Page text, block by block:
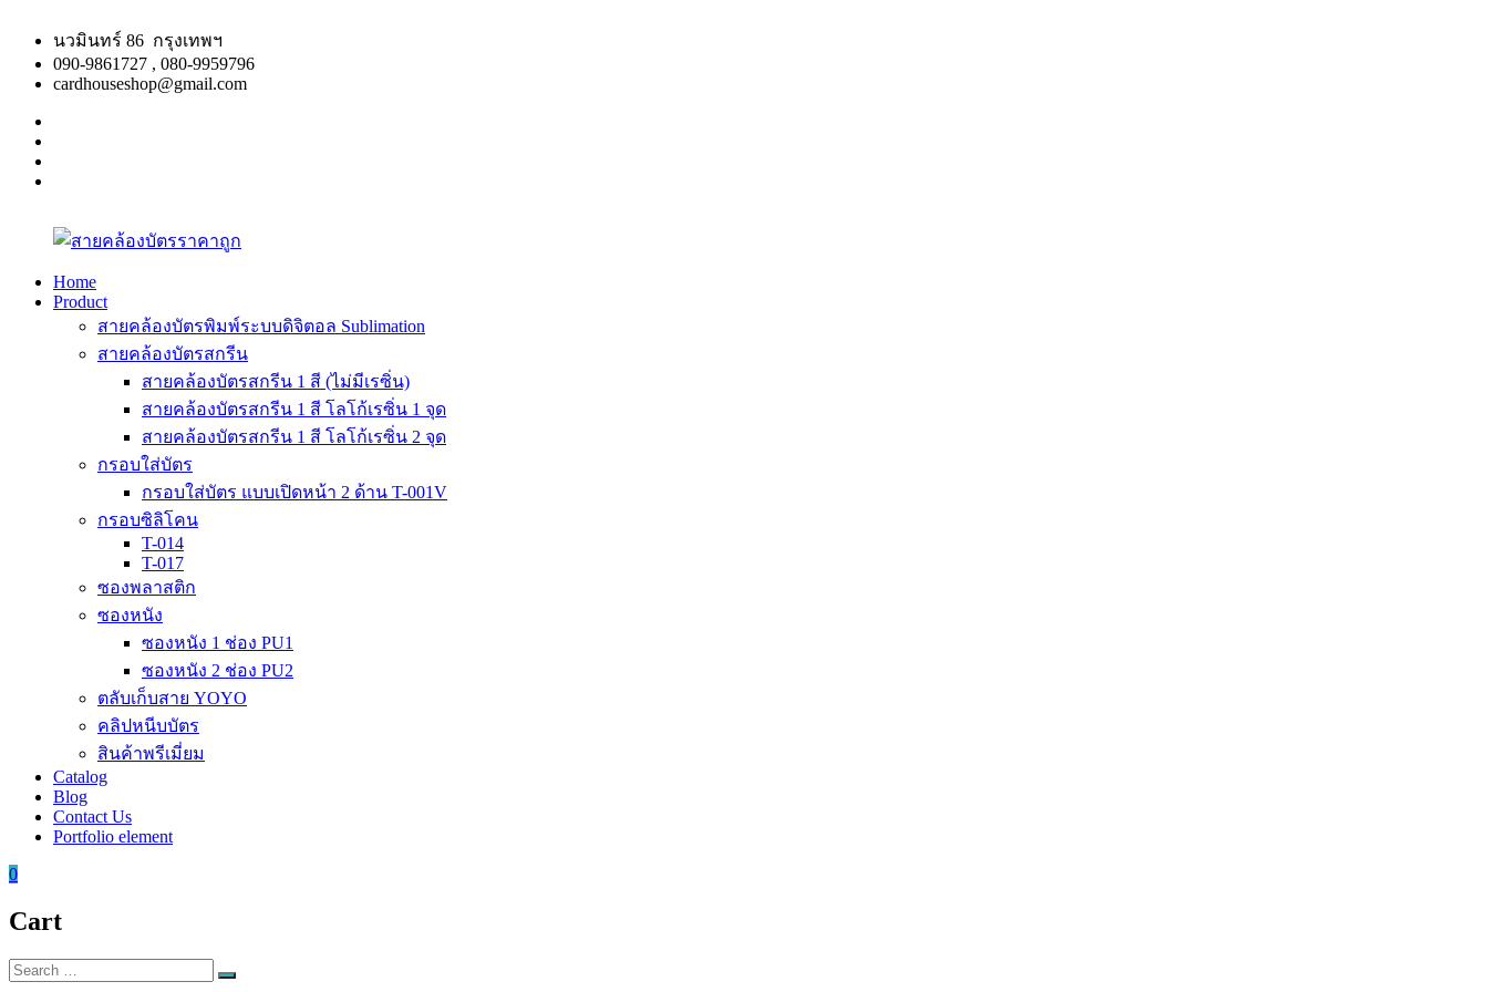
content
นวมินทร์ 86 กรุงเทพฯ
090-9861727 , 080-9959796
cardhouseshop@gmail.com
สาย
สินค้า
Home
Product
สายคล้องบัตรพิมพ์ระบบดิจิตอล Sublimation
สายคล้องบัตรสกรีน
สายคล้องบัตรสกรีน 1 สี (ไม่มีเรซิ่น)
สายคล้องบัตรสกรีน 1 สี โลโก้เรซิ่น 1 จุด
สายคล้องบัตรสกรีน 1 สี โลโก้เรซิ่น 2 จุด
กรอบใส่บัตร
กรอบใส่บัตร แบบเปิดหน้า 2 ด้าน T-001V
กรอบซิลิโคน
T-014
T-017
ซองพลาสติก
ซองหนัง
ซองหนัง 1 ช่อง PU1
ซองหนัง 2 ช่อง PU2
ตลับเก็บสาย YOYO
คลิปหนีบบัตร
สินค้าพรีเมี่ยม
Catalog
Blog
Contact Us
Portfolio element
0
Cart
Search
for:
Search